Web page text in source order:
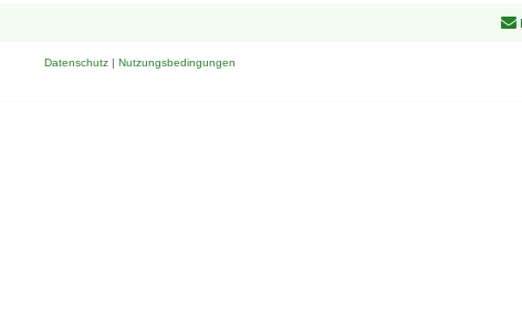
Datenschutz| Nutzungsbedingungen